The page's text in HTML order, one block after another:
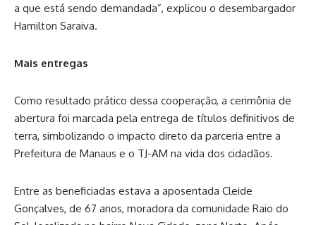
a que está sendo demandada”, explicou o desembargador
Hamilton Saraiva.
Mais entregas
Como resultado prático dessa cooperação, a cerimônia de
abertura foi marcada pela entrega de títulos definitivos de
terra, simbolizando o impacto direto da parceria entre a
Prefeitura de Manaus e o TJ-AM na vida dos cidadãos.
Entre as beneficiadas estava a aposentada Cleide
Gonçalves, de 67 anos, moradora da comunidade Raio do